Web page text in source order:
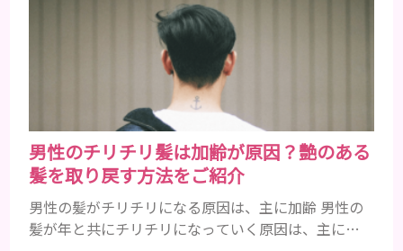
男性のチリチリ髪は加齢が原因？艶のある
髪を取り戻す方法をご紹介
男性の髪がチリチリになる原因は、主に加齢 男性の
髪が年と共にチリチリになっていく原因は、主に加